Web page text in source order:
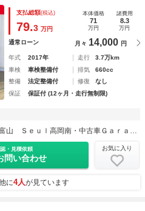
支払総額(税込)
79.3 万円
本体価格
71
万円
諸費用
8.3
万円
通常ローン 月々 14,000 円
年式 2017年 走行
3.7万km
車検
車検整備付 排気
660cc
整備
法定整備付 修復
なし
保証
保証付 (12ヶ月・走行無制限)
・見積依頼
問い合わせ
お気に入り
に4人が見ています